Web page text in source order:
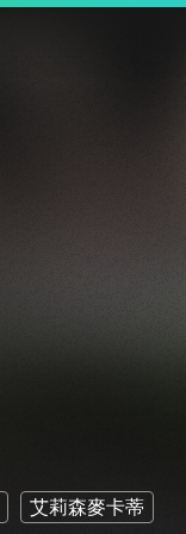
艾莉森麥卡蒂